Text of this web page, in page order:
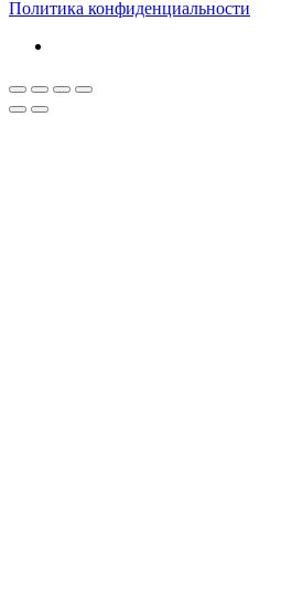
Политика конфиденциальности